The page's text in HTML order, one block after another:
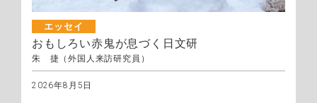
エッセイ
おもしろい赤鬼が息づく日文研
朱 捷（外国人来訪研究員）
2026年8月5日